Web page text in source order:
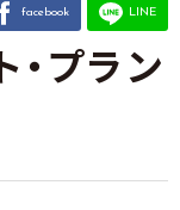
facebook LINE
・プラン